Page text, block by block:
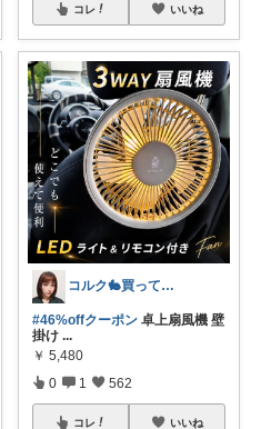
コレ いいね
コルク🐇買ってよかった！オリジナル写真
#46%offクーポン 卓上扇風機 壁
掛け ...
￥ 5,480
0 1 562
コレ いいね